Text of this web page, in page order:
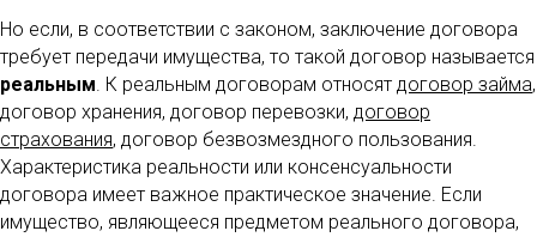
Но если, в соответствии с законом, заключение договора
требует передачи имущества, то такой договор называется
реальным. К реальным договорам относят договор займа,
договор хранения, договор перевозки, договор
страхования, договор безвозмездного пользования.
Характеристика реальности или консенсуальности
договора имеет важное практическое значение. Если
имущество, являющееся предметом реального договора,